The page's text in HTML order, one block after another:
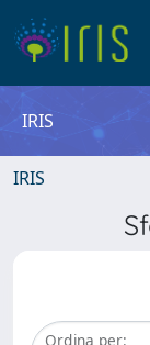
IRIS
IRIS
Ordina per: